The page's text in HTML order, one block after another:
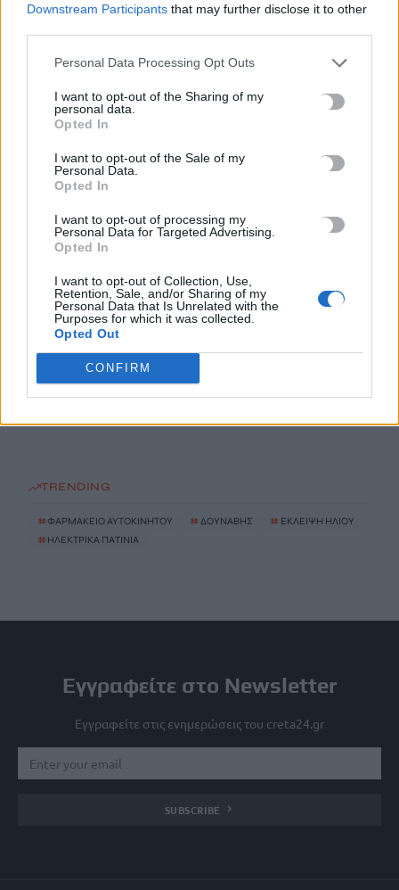
Downstream Participants that may further disclose it to other
Personal Data Processing Opt Outs
I want to opt-out of the Sharing of my
personal data.
Opted In
I want to opt-out of the Sale of my
Personal Data.
Opted In
I want to opt-out of processing my
Personal Data for Targeted Advertising.
Opted In
I want to opt-out of Collection, Use,
Retention, Sale, and/or Sharing of my
Personal Data that Is Unrelated with the
Purposes for which it was collected.
Opted Out
CONFIRM
Μεταμοσχεύσεις: 23% αύξηση στη δωρεά οργάνων για το
Ο Ήλιος όπως δεν τον έχετε ξαναδεί – Οι «δίνες» που δεν ήταν
ορατές στο παρελθόν
Airbnb σε πολυκατοικίες: Πότε οι ιδιοκτήτες μπορούν να
φρενάρουν την βραχυχρόνια μίσθωση
9 Αυγούστου, 2026
Αλλάζει χρώμα η Γη: Τι είναι η λευκαύγεια – Η σχέση με την
υπερθέρμανση του πλανήτη
9 Αυγούστου, 2026
Τσίχλα – «ασπίδα» κατά του καρκίνου του στόματος:
Εξουδετερώνει τον ιό HPV έως και 93%
TRENDING
#ΦΑΡΜΑΚΕΙΟ ΑΥΤΟΚΙΝΗΤΟΥ # ΔΟΥΝΑΒΗΣ # ΕΚΛΕΙΨΗ ΗΛΙΟΥ
# ΗΛΕΚΤΡΙΚΑ ΠΑΤΙΝΙΑ
Εγγραφείτε στο Newsletter
Εγγραφείτε στις ενημερώσεις του creta24.gr
SUBSCRIBE